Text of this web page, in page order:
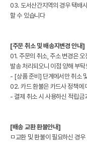
03. 도서산간지역의 경우 택배
할 수 있습니다
[주문 취소 및 배송지변경 안내]
01. 주문의 취소, 주소 변경은
발송 처리되오니 이점 양해 부
- [상품 준비] 단계에서만 취소
02. 카드 환불은 카드사 정책에
- 결제 취소 시 사용하신 적립금
[배송 교환 환불안내]
ㅁ교환 및 환불이 필요하신 경